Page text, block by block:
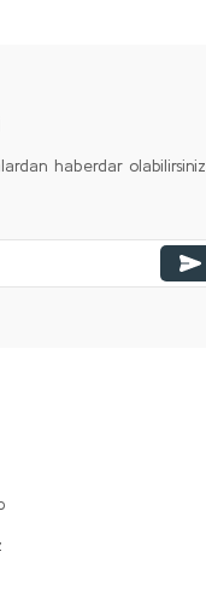
haberdar olabilirsiniz.